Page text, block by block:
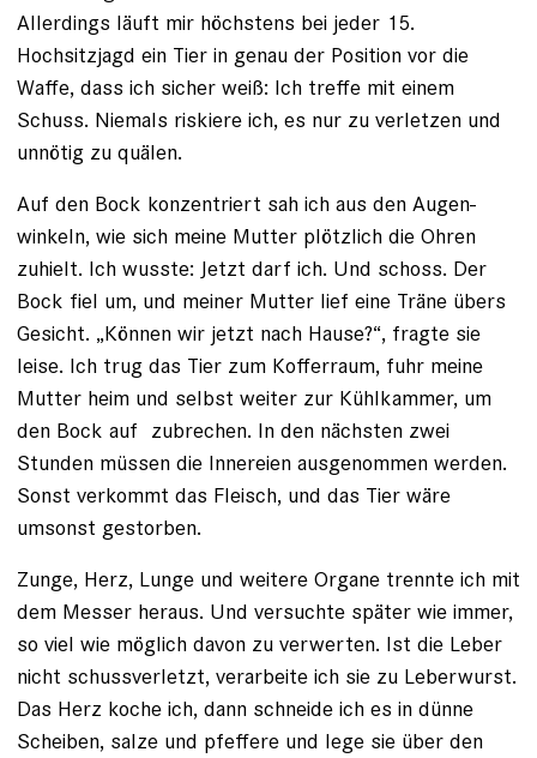
Allerdings läuft mir höchstens bei jeder 15.
Hochsitzjagd ein Tier in genau der Position vor die
Waffe, dass ich sicher weiß: Ich treffe mit einem
Schuss. Niemals riskiere ich, es nur zu verletzen und
unnötig zu quälen.
Auf den Bock konzentriert sah ich aus den Augen­
winkeln, wie sich meine Mutter plötzlich die Ohren
zuhielt. Ich wusste: Jetzt darf ich. Und schoss. Der
Bock fiel um, und meiner Mutter lief eine Träne übers
Gesicht. ­„Können wir jetzt nach Hause?“, fragte sie
leise. Ich trug das Tier zum Kofferraum, fuhr meine
Mutter heim und selbst weiter zur Kühlkammer, um
den Bock auf­­ zu­brechen. In den nächsten zwei
Stunden müssen die Innereien ausgenommen werden.
Sonst verkommt das Fleisch, und das Tier wäre
umsonst gestorben.
Zunge, Herz, Lunge und weitere Organe trennte ich mit
dem Messer heraus. Und versuchte später wie immer,
so viel wie möglich davon zu verwerten. Ist die Leber
nicht schussverletzt, verarbeite ich sie zu Leberwurst.
Das Herz koche ich, dann schneide ich es in dünne
Scheiben, salze und pfeffere und lege sie über den